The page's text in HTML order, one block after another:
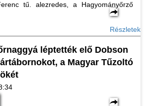
tű. alezredes, a Hagyományőrző
Részletek
léptették elő Dobson
a Magyar Tűzoltó